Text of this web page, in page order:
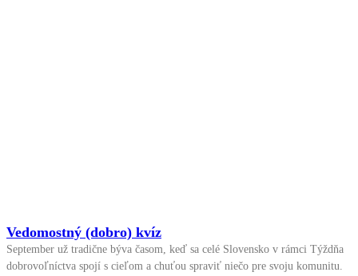
Vedomostný (dobro) kvíz
September už tradične býva časom, keď sa celé Slovensko v rámci Týždňa
dobrovoľníctva spojí s cieľom a chuťou spraviť niečo pre svoju komunitu.